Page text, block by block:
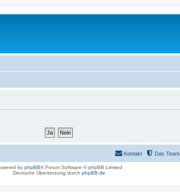
Das Team
Kontakt
by phpBB® Forum Software © phpBB Limited
Deutsche Übersetzung durch phpBB.de